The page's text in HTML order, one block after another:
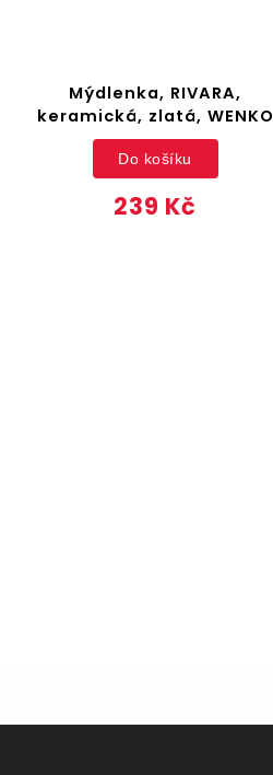
Mýdlenka, RIVARA,
keramická, zlatá, WENKO
239 Kč
Do košíku